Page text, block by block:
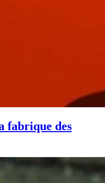
fabrique des